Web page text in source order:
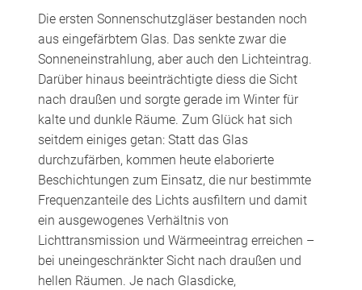
Die ersten Sonnenschutzgläser bestanden noch
aus eingefärbtem Glas. Das senkte zwar die
Sonneneinstrahlung, aber auch den Lichteintrag.
Darüber hinaus beeinträchtigte diess die Sicht
nach draußen und sorgte gerade im Winter für
kalte und dunkle Räume. Zum Glück hat sich
seitdem einiges getan: Statt das Glas
durchzufärben, kommen heute elaborierte
Beschichtungen zum Einsatz, die nur bestimmte
Frequenzanteile des Lichts ausfiltern und damit
ein ausgewogenes Verhältnis von
Lichttransmission und Wärmeeintrag erreichen –
bei uneingeschränkter Sicht nach draußen und
hellen Räumen. Je nach Glasdicke,